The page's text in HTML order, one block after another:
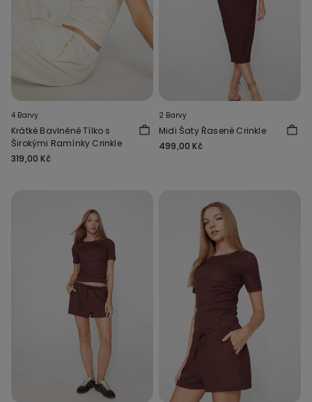
4 Barvy
Krátké Bavlněné Tílko s
Širokými Ramínky Crinkle
319,00 Kč
2 Barvy
Midi Šaty Řasené Crinkle
499,00 Kč